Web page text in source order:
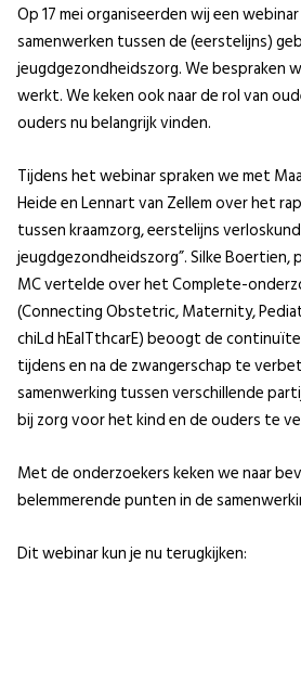
Op 17 mei organiseerden wij een
samenwerken tussen de (eerstelijns)
jeugdgezondheidszorg. We bespraken
werkt. We keken ook naar de rol van
ouders nu belangrijk vinden.
Tijdens het webinar spraken we met
Heide en Lennart van Zellem over het
tussen kraamzorg, eerstelijns
jeugdgezondheidszorg”. Silke Boertien,
MC vertelde over het Complete-
(Connecting Obstetric, Maternity,
chiLd hEalTthcarE) beoogt de
tijdens en na de zwangerschap te
samenwerking tussen verschillende
bij zorg voor het kind en de ouders te
Met de onderzoekers keken we naar
belemmerende punten in de
Dit webinar kun je nu terugkijken: